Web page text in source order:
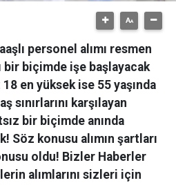
personel alımı resmen
bir biçimde işe başlayacak
en yüksek ise 55 yaşında
sınırlarını karşılayan
bir biçimde anında
Söz konusu alımın şartları
oldu! Bizler Haberler
alımlarını sizleri için